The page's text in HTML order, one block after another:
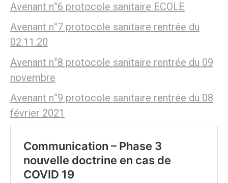
Avenant n°6 protocole sanitaire ECOLE
Avenant n°7 protocole sanitaire rentrée du
02.11.20
Avenant n°8 protocole sanitaire rentrée du 09
novembre
Avenant n°9 protocole sanitaire rentrée du 08
février 2021